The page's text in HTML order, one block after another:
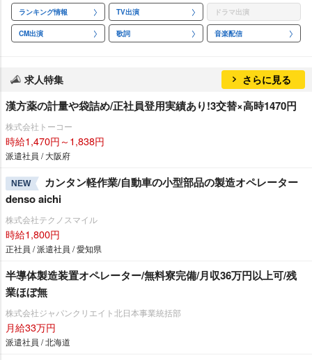
ランキング情報 TV出演 ドラマ出演
CM出演 歌詞 音楽配信
求人特集 さらに見る
漢方薬の計量や袋詰め/正社員登用実績あり!3交替×高時1470円
株式会社トーコー
時給1,470円～1,838円
派遣社員 / 大阪府
NEW
カンタン軽作業/自動車の小型部品の製造オペレーター
denso aichi
株式会社テクノスマイル
時給1,800円
正社員 / 派遣社員 / 愛知県
半導体製造装置オペレーター/無料寮完備/月収36万円以上可/残
業ほぼ無
株式会社ジャパンクリエイト北日本事業統括部
月給33万円
派遣社員 / 北海道